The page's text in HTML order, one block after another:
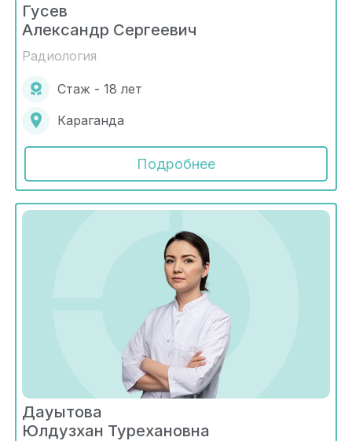
Гусев
Александр Сергеевич
Радиология
Стаж - 18 лет
Караганда
Подробнее
Дауытова
Юлдузхан Турехановна